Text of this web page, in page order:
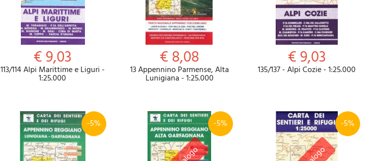
€ 9,03
113/114 Alpi Marittime e Liguri -
1:25.000
€ 8,08
13 Appennino Parmense, Alta
Lunigiana - 1:25.000
€ 9,03
135/137 - Alpi Cozie - 1:25.000
-5% -5% -5%